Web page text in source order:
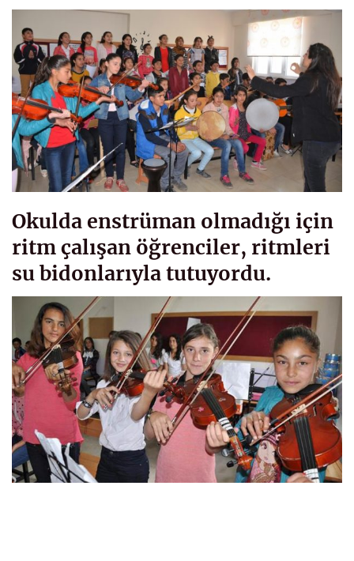
Okulda enstrüman olmadığı için
ritm çalışan öğrenciler, ritmleri
su bidonlarıyla tutuyordu.